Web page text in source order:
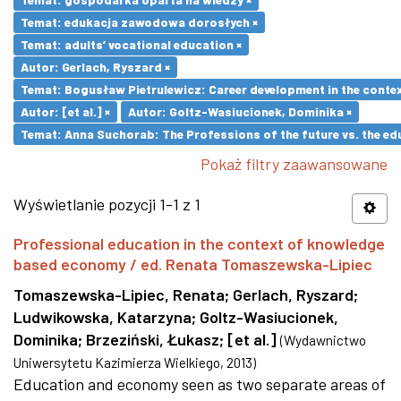
Temat: edukacja zawodowa dorosłych ×
Temat: adults’ vocational education ×
Autor: Gerlach, Ryszard ×
Temat: Bogusław Pietrulewicz: Career development in the
Autor: [et al.] ×
Autor: Goltz-Wasiucionek, Dominika ×
Temat: Anna Suchorab: The Professions of the future vs. the
Pokaż filtry zaawansowane
Wyświetlanie pozycji 1-1 z 1
Professional education in the context of knowledge
based economy / ed. Renata Tomaszewska-Lipiec
Tomaszewska-Lipiec, Renata; Gerlach, Ryszard;
Ludwikowska, Katarzyna; Goltz-Wasiucionek,
Dominika; Brzeziński, Łukasz; [et al.] (Wydawnictwo
Uniwersytetu Kazimierza Wielkiego, 2013)
Education and economy seen as two separate areas of